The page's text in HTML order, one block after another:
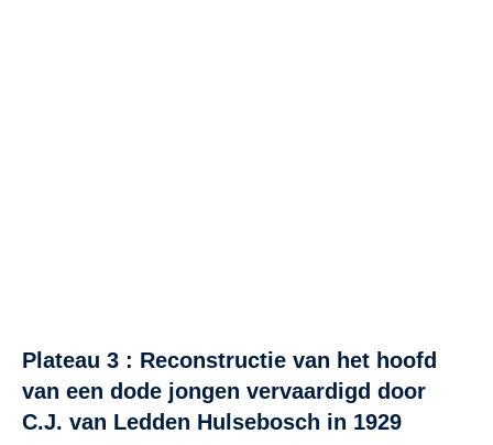
Plateau 3 : Reconstructie van het hoofd
van een dode jongen vervaardigd door
C.J. van Ledden Hulsebosch in 1929